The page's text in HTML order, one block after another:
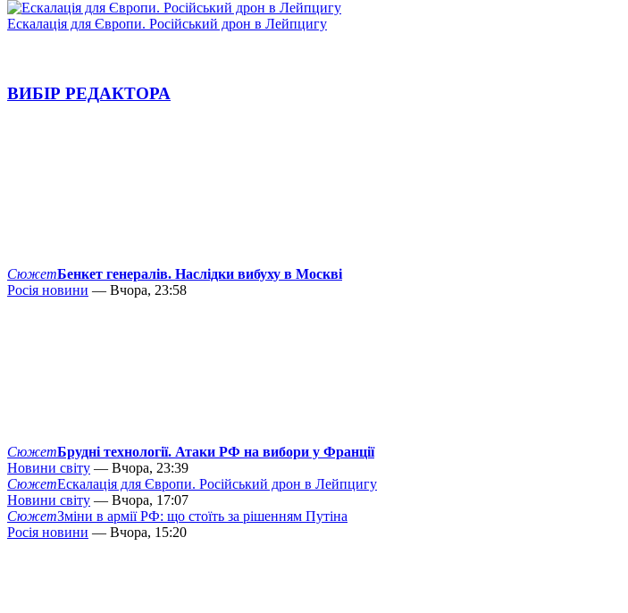
Ескалація для Європи. Російський дрон в Лейпцигу
ВИБІР РЕДАКТОРА
СюжетБенкет генералів. Наслідки вибуху в Москві
Росія новини — Вчора, 23:58
СюжетБрудні технології. Атаки РФ на вибори у Франції
Новини світу — Вчора, 23:39
СюжетЕскалація для Європи. Російський дрон в Лейпцигу
Новини світу — Вчора, 17:07
СюжетЗміни в армії РФ: що стоїть за рішенням Путіна
Росія новини — Вчора, 15:20